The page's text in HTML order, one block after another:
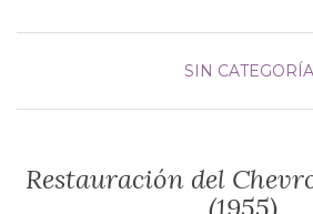
SIN CATEGORÍA
Restauración del